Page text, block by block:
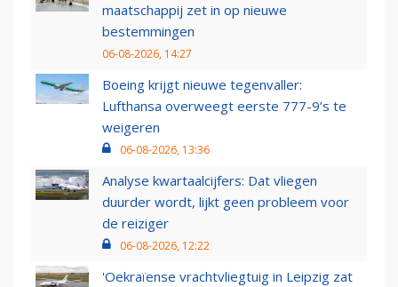
maatschappij zet in op nieuwe
bestemmingen
06-08-2026, 14:27
Boeing krijgt nieuwe tegenvaller:
Lufthansa overweegt eerste 777-9’s te
weigeren
06-08-2026, 13:36
Analyse kwartaalcijfers: Dat vliegen
duurder wordt, lijkt geen probleem voor
de reiziger
06-08-2026, 12:22
'Oekraïense vrachtvliegtuig in Leipzig zat